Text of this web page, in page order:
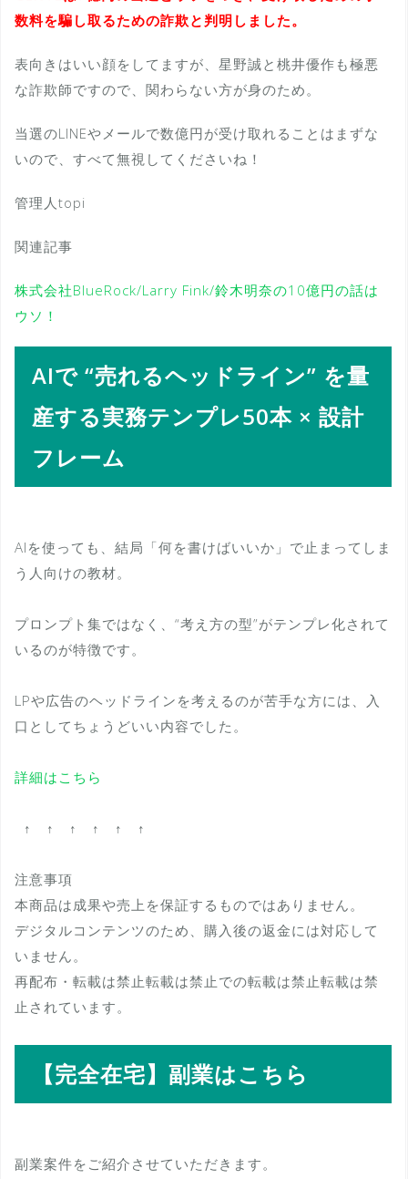
数料を騙し取るための詐欺と判明しました。
表向きはいい顔をしてますが、星野誠と桃井優作も極悪
な詐欺師ですので、関わらない方が身のため。
当選のLINEやメールで数億円が受け取れることはまずな
いので、すべて無視してくださいね！
管理人topi
関連記事
株式会社BlueRock/Larry Fink/鈴木明奈の10億円の話は
ウソ！
AIで “売れるヘッドライン” を量
産する実務テンプレ50本 × 設計
フレーム
AIを使っても、結局「何を書けばいいか」で止まってしま
う人向けの教材。
プロンプト集ではなく、“考え方の型”がテンプレ化されて
いるのが特徴です。
LPや広告のヘッドラインを考えるのが苦手な方には、入
口としてちょうどいい内容でした。
詳細はこちら
↑ ↑ ↑ ↑ ↑ ↑
注意事項
本商品は成果や売上を保証するものではありません。
デジタルコンテンツのため、購入後の返金には対応して
いません。
再配布・転載は禁止転載は禁止での転載は禁止転載は禁
止されています。
【完全在宅】副業はこちら
副業案件をご紹介させていただきます。